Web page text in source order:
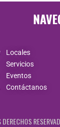
Locales
Servicios
Eventos
Contáctanos